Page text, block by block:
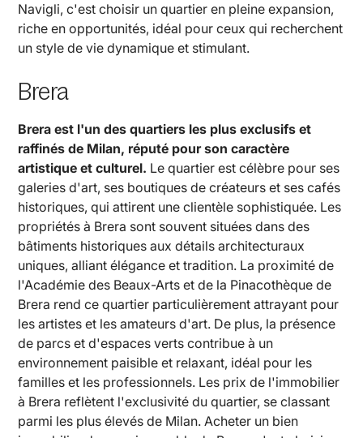
Navigli, c'est choisir un quartier en pleine expansion,
riche en opportunités, idéal pour ceux qui recherchent
un style de vie dynamique et stimulant.
Brera
Brera est l'un des quartiers les plus exclusifs et
raffinés de Milan, réputé pour son caractère
artistique et culturel. Le quartier est célèbre pour ses
galeries d'art, ses boutiques de créateurs et ses cafés
historiques, qui attirent une clientèle sophistiquée. Les
propriétés à Brera sont souvent situées dans des
bâtiments historiques aux détails architecturaux
uniques, alliant élégance et tradition. La proximité de
l'Académie des Beaux-Arts et de la Pinacothèque de
Brera rend ce quartier particulièrement attrayant pour
les artistes et les amateurs d'art. De plus, la présence
de parcs et d'espaces verts contribue à un
environnement paisible et relaxant, idéal pour les
familles et les professionnels. Les prix de l'immobilier
à Brera reflètent l'exclusivité du quartier, se classant
parmi les plus élevés de Milan. Acheter un bien